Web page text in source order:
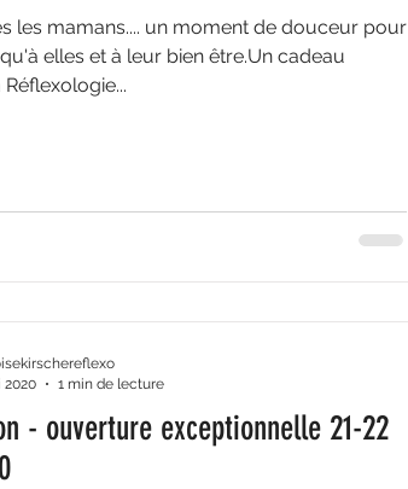
les mamans.... un moment de douceur pour
elles et à leur bien être.Un cadeau
- ouverture exceptionnelle 21-22
2020
1 min de lecture